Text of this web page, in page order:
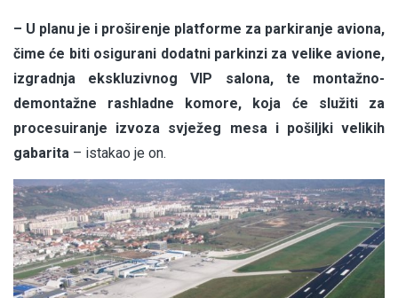
– U planu je i proširenje platforme za parkiranje aviona,
čime će biti osigurani dodatni parkinzi za velike avione,
izgradnja ekskluzivnog VIP salona, te montažno-
demontažne rashladne komore, koja će služiti za
procesuiranje izvoza svježeg mesa i pošiljki velikih
gabarita – istakao je on.